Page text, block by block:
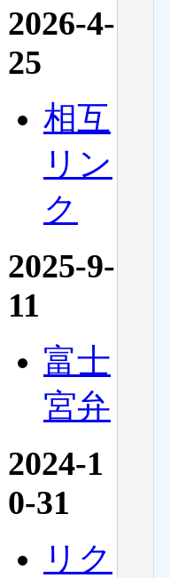
2026-4-
25
相互
リン
ク
2025-9-
11
富士
宮弁
2024-1
0-31
リク